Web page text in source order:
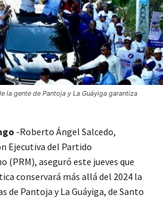
la gente de Pantoja y La Guáyiga garantiza
-Roberto Ángel Salcedo,
Ejecutiva del Partido
(PRM), aseguró este jueves que
conservará más allá del 2024 la
de Pantoja y La Guáyiga, de Santo